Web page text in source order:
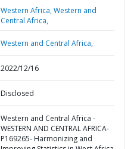
Western Africa,Western and
Central Africa,
Western and Central Africa,
2022/12/16
Disclosed
Western and Central Africa -
WESTERN AND CENTRAL AFRICA-
P169265- Harmonizing and